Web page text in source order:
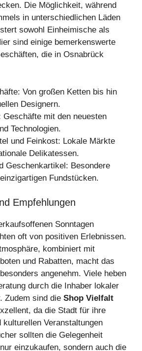
Die Möglichkeit, während
in unterschiedlichen Läden
sowohl Einheimische als
sind einige bemerkenswerte
die in Osnabrück
Von großen Ketten bis hin
Designern.
Geschäfte mit den neuesten
Technologien.
und Feinkost: Lokale Märkte
Delikatessen.
Geschenkartikel: Besondere
Fundstücken.
Empfehlungen
Sonntagen
oft von positiven Erlebnissen.
kombiniert mit
und Rabatten, macht das
angenehm. Viele heben
durch die Inhaber lokaler
Zudem sind die Shop Vielfalt
da die Stadt für ihre
kulturellen Veranstaltungen
sollten die Gelegenheit
einzukaufen, sondern auch die